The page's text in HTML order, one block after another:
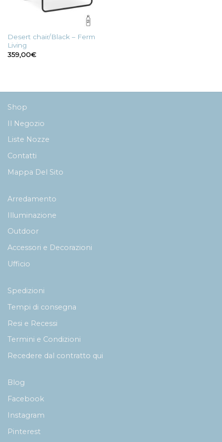
Desert chair/Black – Ferm
Living
359,00€
Shop
Il Negozio
Liste Nozze
Contatti
Mappa Del Sito
Arredamento
Illuminazione
Outdoor
Accessori e Decorazioni
Ufficio
Spedizioni
Tempi di consegna
Resi e Recessi
Termini e Condizioni
Recedere dal contratto qui
Blog
Facebook
Instagram
Pinterest